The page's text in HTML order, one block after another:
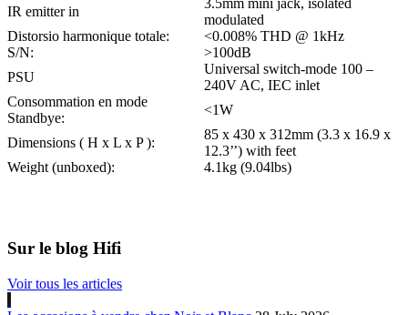
IR emitter in
3.5mm mini jack, isolated
modulated
Distorsio harmonique totale:
<0.008% THD @ 1kHz
S/N:
>100dB
PSU
Universal switch-mode 100 –
240V AC, IEC inlet
Consommation en mode
Standbye:
<1W
Dimensions ( H x L x P ):
85 x 430 x 312mm (3.3 x 16.9 x
12.3’’) with feet
Weight (unboxed):
4.1kg (9.04lbs)
Sur le blog Hifi
Voir tous les articles